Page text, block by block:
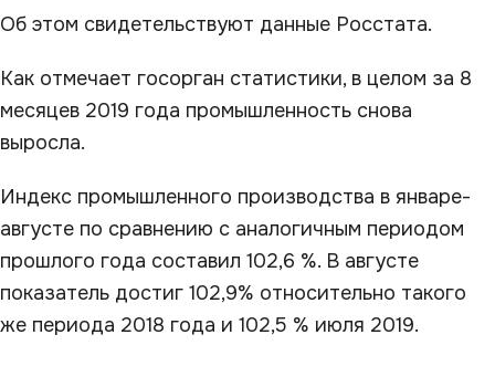
Об этом свидетельствуют данные Росстата.
Как отмечает госорган статистики, в целом за 8
месяцев 2019 года промышленность снова
выросла.
Индекс промышленного производства в январе-
августе по сравнению с аналогичным периодом
прошлого года составил 102,6 %. В августе
показатель достиг 102,9% относительно такого
же периода 2018 года и 102,5 % июля 2019.